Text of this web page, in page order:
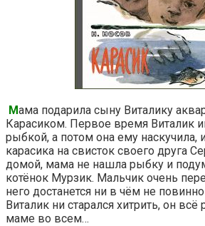
Мама подарила сыну Виталику
Карасиком. Первое время Виталик
рыбкой, а потом она ему наскучила,
карасика на свисток своего друга
домой, мама не нашла рыбку и
котёнок Мурзик. Мальчик очень
него достанется ни в чём не
Виталик ни старался хитрить, он всё
маме во всем…